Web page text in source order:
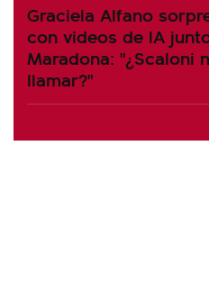
Graciela Alfano
con videos de IA
Maradona: "¿Scaloni
llamar?"